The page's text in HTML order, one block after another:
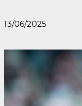
13/06/2025